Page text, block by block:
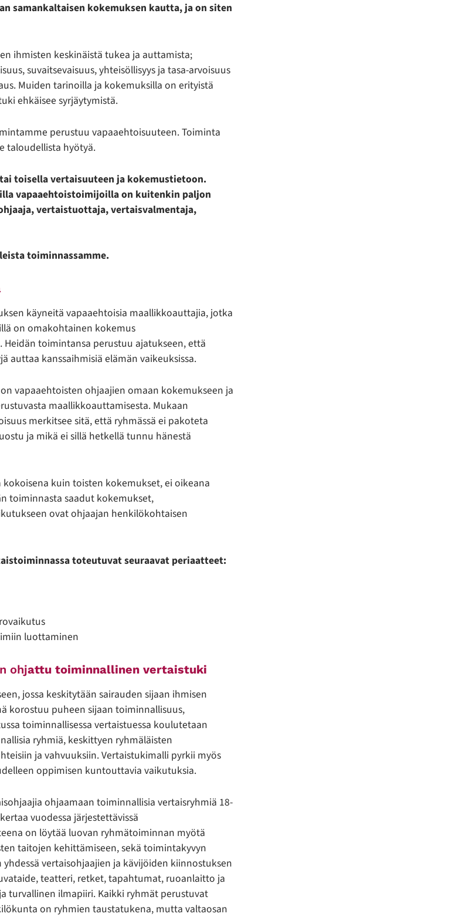
samankaltaisen kokemuksen kautta, ja on siten
ihmisten keskinäistä tukea ja auttamista;
suvaitsevaisuus, yhteisöllisyys ja tasa-arvoisuus
Muiden tarinoilla ja kokemuksilla on erityistä
ehkäisee syrjäytymistä.
perustuu vapaaehtoisuuteen. Toiminta
taloudellista hyötyä.
toisella vertaisuuteen ja kokemustietoon.
vapaaehtoistoimijoilla on kuitenkin paljon
vertaistuottaja, vertaisvalmentaja,
toiminnassamme.
käyneitä vapaaehtoisia maallikkoauttajia, jotka
on omakohtainen kokemus
toimintansa perustuu ajatukseen, että
auttaa kanssaihmisiä elämän vaikeuksissa.
vapaaehtoisten ohjaajien omaan kokemukseen ja
maallikkoauttamisesta. Mukaan
merkitsee sitä, että ryhmässä ei pakoteta
ja mikä ei sillä hetkellä tunnu hänestä
kuin toisten kokemukset, ei oikeana
toiminnasta saadut kokemukset,
ovat ohjaajan henkilökohtaisen
toteutuvat seuraavat periaatteet:
luottaminen
ohjattu toiminnallinen vertaistuki
jossa keskitytään sairauden sijaan ihmisen
korostuu puheen sijaan toiminnallisuus,
toiminnallisessa vertaistuessa koulutetaan
ryhmiä, keskittyen ryhmäläisten
ja vahvuuksiin. Vertaistukimalli pyrkii myös
oppimisen kuntouttavia vaikutuksia.
ohjaamaan toiminnallisia vertaisryhmiä 18-
vuodessa järjestettävissä
on löytää luovan ryhmätoiminnan myötä
taitojen kehittämiseen, sekä toimintakyvyn
vertaisohjaajien ja kävijöiden kiinnostuksen
teatteri, retket, tapahtumat, ruoanlaitto ja
turvallinen ilmapiiri. Kaikki ryhmät perustuvat
on ryhmien taustatukena, mutta valtaosan